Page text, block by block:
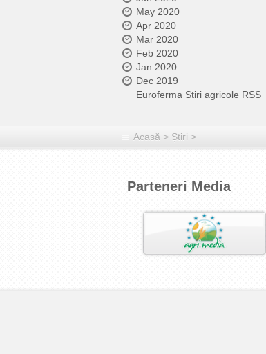
May 2020
Apr 2020
Mar 2020
Feb 2020
Jan 2020
Dec 2019
Euroferma Stiri agricole RSS
Acasă > Știri >
Parteneri Media